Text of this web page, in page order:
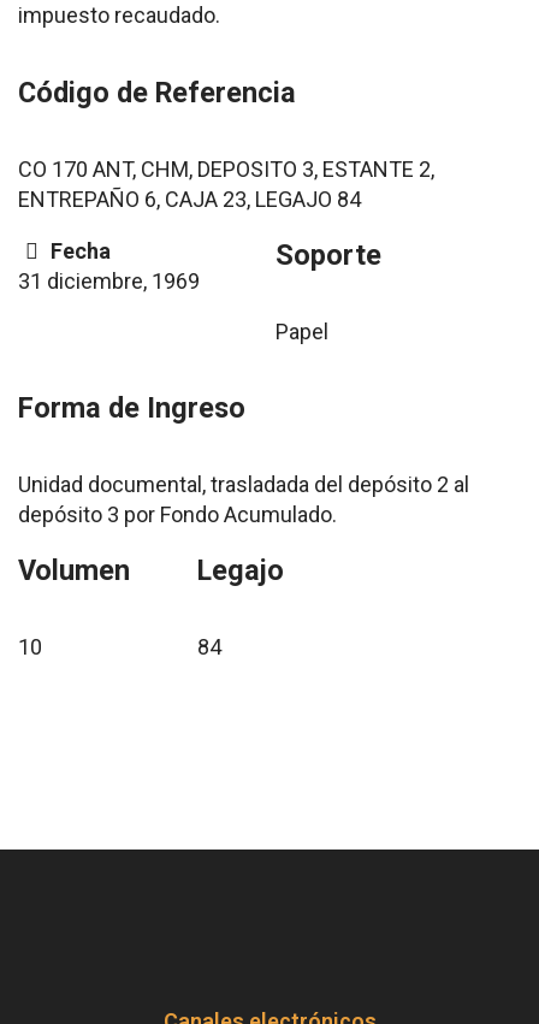
impuesto recaudado.
Código de Referencia
CO 170 ANT, CHM, DEPOSITO 3, ESTANTE 2,
ENTREPAÑO 6, CAJA 23, LEGAJO 84
Fecha
31 diciembre, 1969
Soporte
Papel
Forma de Ingreso
Unidad documental, trasladada del depósito 2 al
depósito 3 por Fondo Acumulado.
Volumen
10
Legajo
84